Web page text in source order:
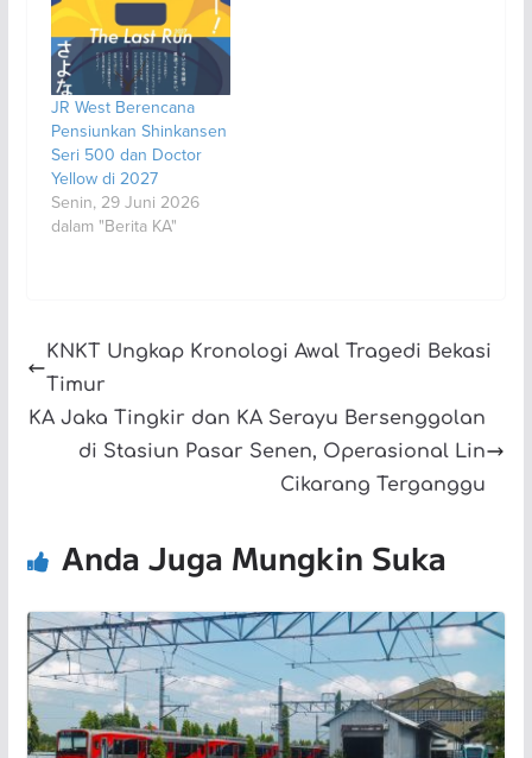
JR West Berencana
Pensiunkan Shinkansen
Seri 500 dan Doctor
Yellow di 2027
Senin, 29 Juni 2026
dalam "Berita KA"
KNKT Ungkap Kronologi Awal Tragedi Bekasi
Timur
KA Jaka Tingkir dan KA Serayu Bersenggolan
di Stasiun Pasar Senen, Operasional Lin
Cikarang Terganggu
Anda Juga Mungkin Suka